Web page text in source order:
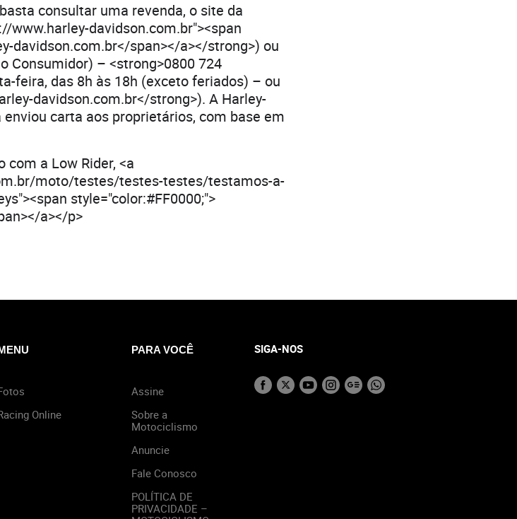
consultar uma revenda, o site da
www.harley-davidson.com.br"><span
davidson.com.br</span></a></strong>) ou
Consumidor) – <strong>0800 724
feira, das 8h às 18h (exceto feriados) – ou
davidson.com.br</strong>). A Harley-
carta aos proprietários, com base em
a Low Rider, <a
moto/testes/testes-testes/testamos-a-
style="color:#FF0000;">
a></p>
Online
PARA VOCÊ
Assine
Sobre a
Motociclismo
Anuncie
Fale Conosco
POLÍTICA DE
PRIVACIDADE –
SIGA-NOS